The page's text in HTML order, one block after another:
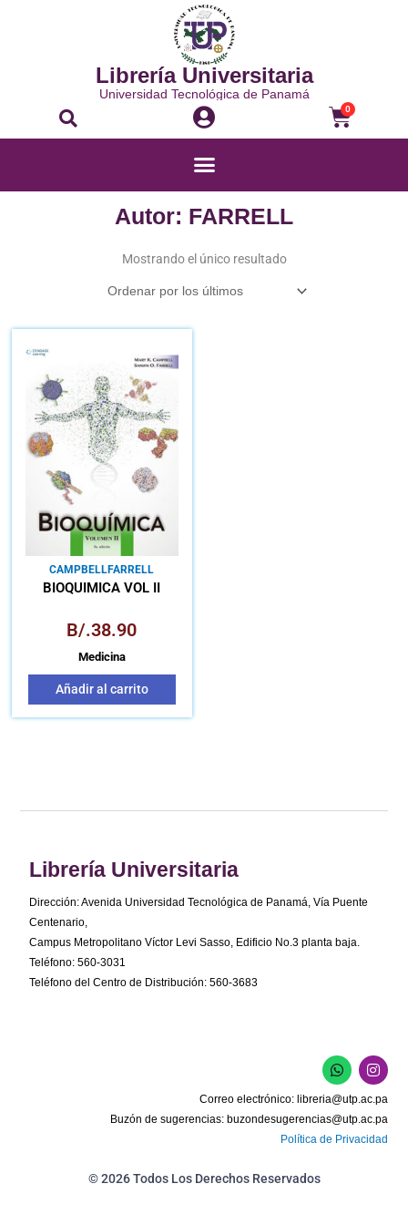
Librería Universitaria
Universidad Tecnológica de Panamá
Buscar 0
Carrito
Menú
Autor: FARRELL
Mostrando el único resultado
CAMPBELLFARRELL
BIOQUÍMICA VOL II
B/.38.90
Medicina
Añadir al carrito
Librería Universitaria
Dirección: Avenida Universidad Tecnológica de Panamá, Vía Puente
Centenario,
Campus Metropolitano Víctor Levi Sasso, Edificio No.3 planta baja.
Teléfono: 560-3031
Teléfono del Centro de Distribución: 560-3683
W
h
a
t
s
a
p
I
n
s
t
a
g
r
Correo electrónico: libreria@utp.ac.pa
Buzón de sugerencias: buzondesugerencias@utp.ac.pa
Política de Privacidad
© 2026 Todos Los Derechos Reservados